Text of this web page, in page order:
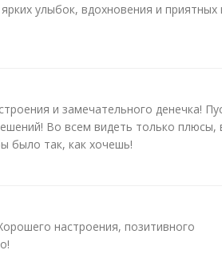
улыбок, вдохновения и приятных
и замечательного денечка!
Во всем видеть только плюсы,
было так, как хочешь!
настроения, позитивного